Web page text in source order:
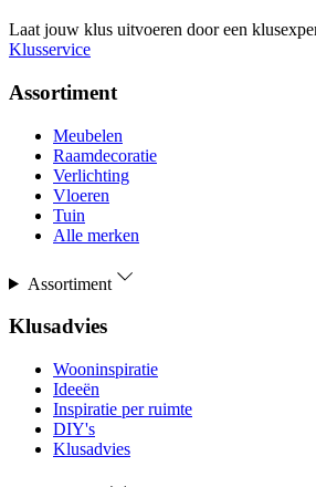
Laat jouw klus uitvoeren door een
Klusservice
Assortiment
Meubelen
Raamdecoratie
Verlichting
Vloeren
Tuin
Alle merken
Assortiment
Klusadvies
Wooninspiratie
Ideeën
Inspiratie per ruimte
DIY's
Klusadvies